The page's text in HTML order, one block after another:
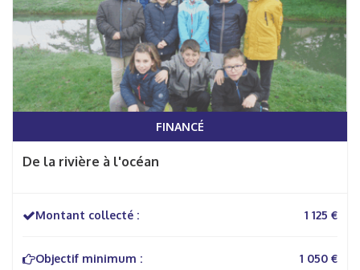
FINANCÉ
De la rivière à l'océan
Montant collecté : 1 125 €
Objectif minimum :
1 050 €